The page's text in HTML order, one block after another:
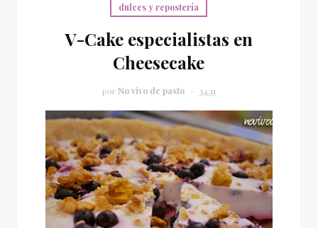
dulces y repostería
V-Cake especialistas en
Cheesecake
por No vivo de pasto 14:11